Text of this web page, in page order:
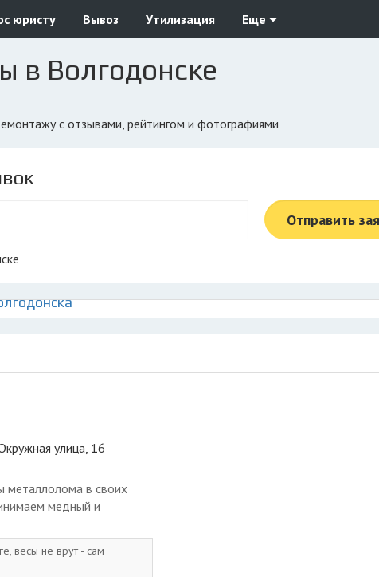
юристу Вывоз Утилизация Еще
в Волгодонске
с отзывами, рейтингом и фотографиями
Отправить
улица, 16
металлолома в своих
медный и
весы не врут - сам